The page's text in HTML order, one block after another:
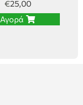
€25,00
Αγορά